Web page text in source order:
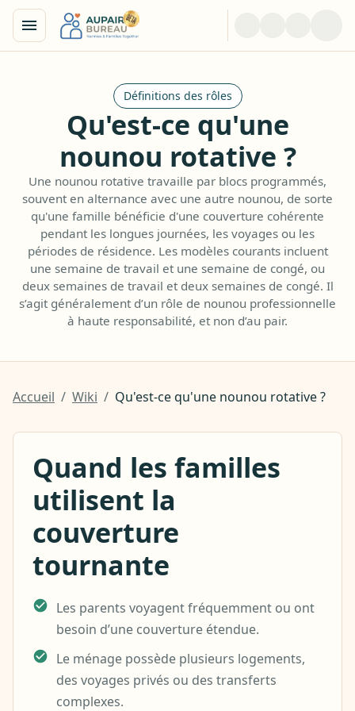
Définitions des rôles
Qu'est-ce qu'une
nounou rotative ?
Une nounou rotative travaille par blocs programmés,
souvent en alternance avec une autre nounou, de sorte
qu'une famille bénéficie d'une couverture cohérente
pendant les longues journées, les voyages ou les
périodes de résidence. Les modèles courants incluent
une semaine de travail et une semaine de congé, ou
deux semaines de travail et deux semaines de congé. Il
s’agit généralement d’un rôle de nounou professionnelle
à haute responsabilité, et non d’au pair.
Accueil / Wiki / Qu'est-ce qu'une nounou rotative ?
Quand les familles
utilisent la
couverture
tournante
Les parents voyagent fréquemment ou ont
besoin d’une couverture étendue.
Le ménage possède plusieurs logements,
des voyages privés ou des transferts
complexes.